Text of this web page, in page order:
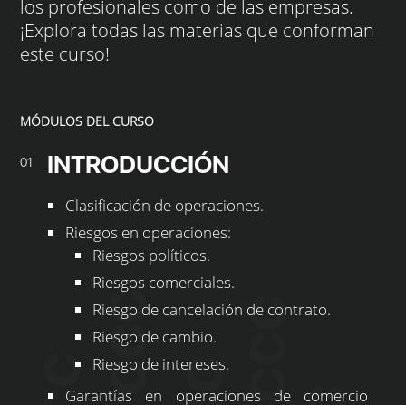
los profesionales como de las empresas.
¡Explora todas las materias que conforman
este curso!
MÓDULOS DEL CURSO
01 INTRODUCCIÓN
Clasificación de operaciones.
Riesgos en operaciones:
Riesgos políticos.
Riesgos comerciales.
Riesgo de cancelación de contrato.
Riesgo de cambio.
Riesgo de intereses.
Garantías en operaciones de comercio